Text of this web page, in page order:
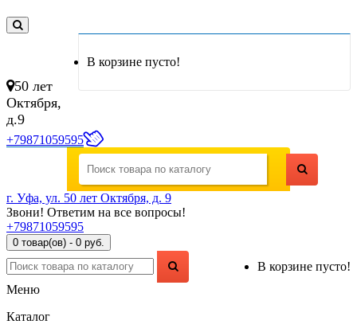
В корзине пусто!
50 лет
Октября,
д.9
+79871059595
г. Уфа, ул. 50 лет Октября, д. 9
Звони! Ответим на все вопросы!
+79871059595
0 товар(ов) - 0 руб.
В корзине пусто!
Меню
Каталог